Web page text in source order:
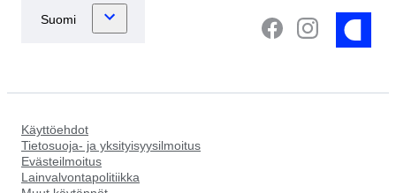
Käyttöehdot
Tietosuoja- ja yksityisyysilmoitus
Evästeilmoitus
Lainvalvontapolitiikka